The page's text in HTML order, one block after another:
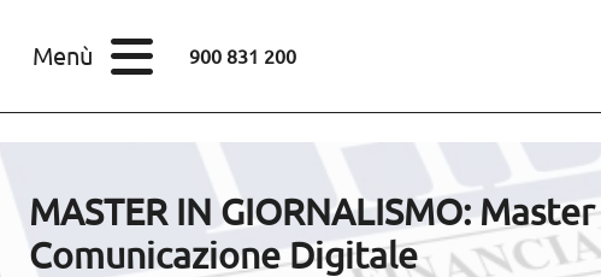
Menù 900 831 200
STUDI
Master
MASTER IN GIORNALISMO:
Comunicazione Digitale